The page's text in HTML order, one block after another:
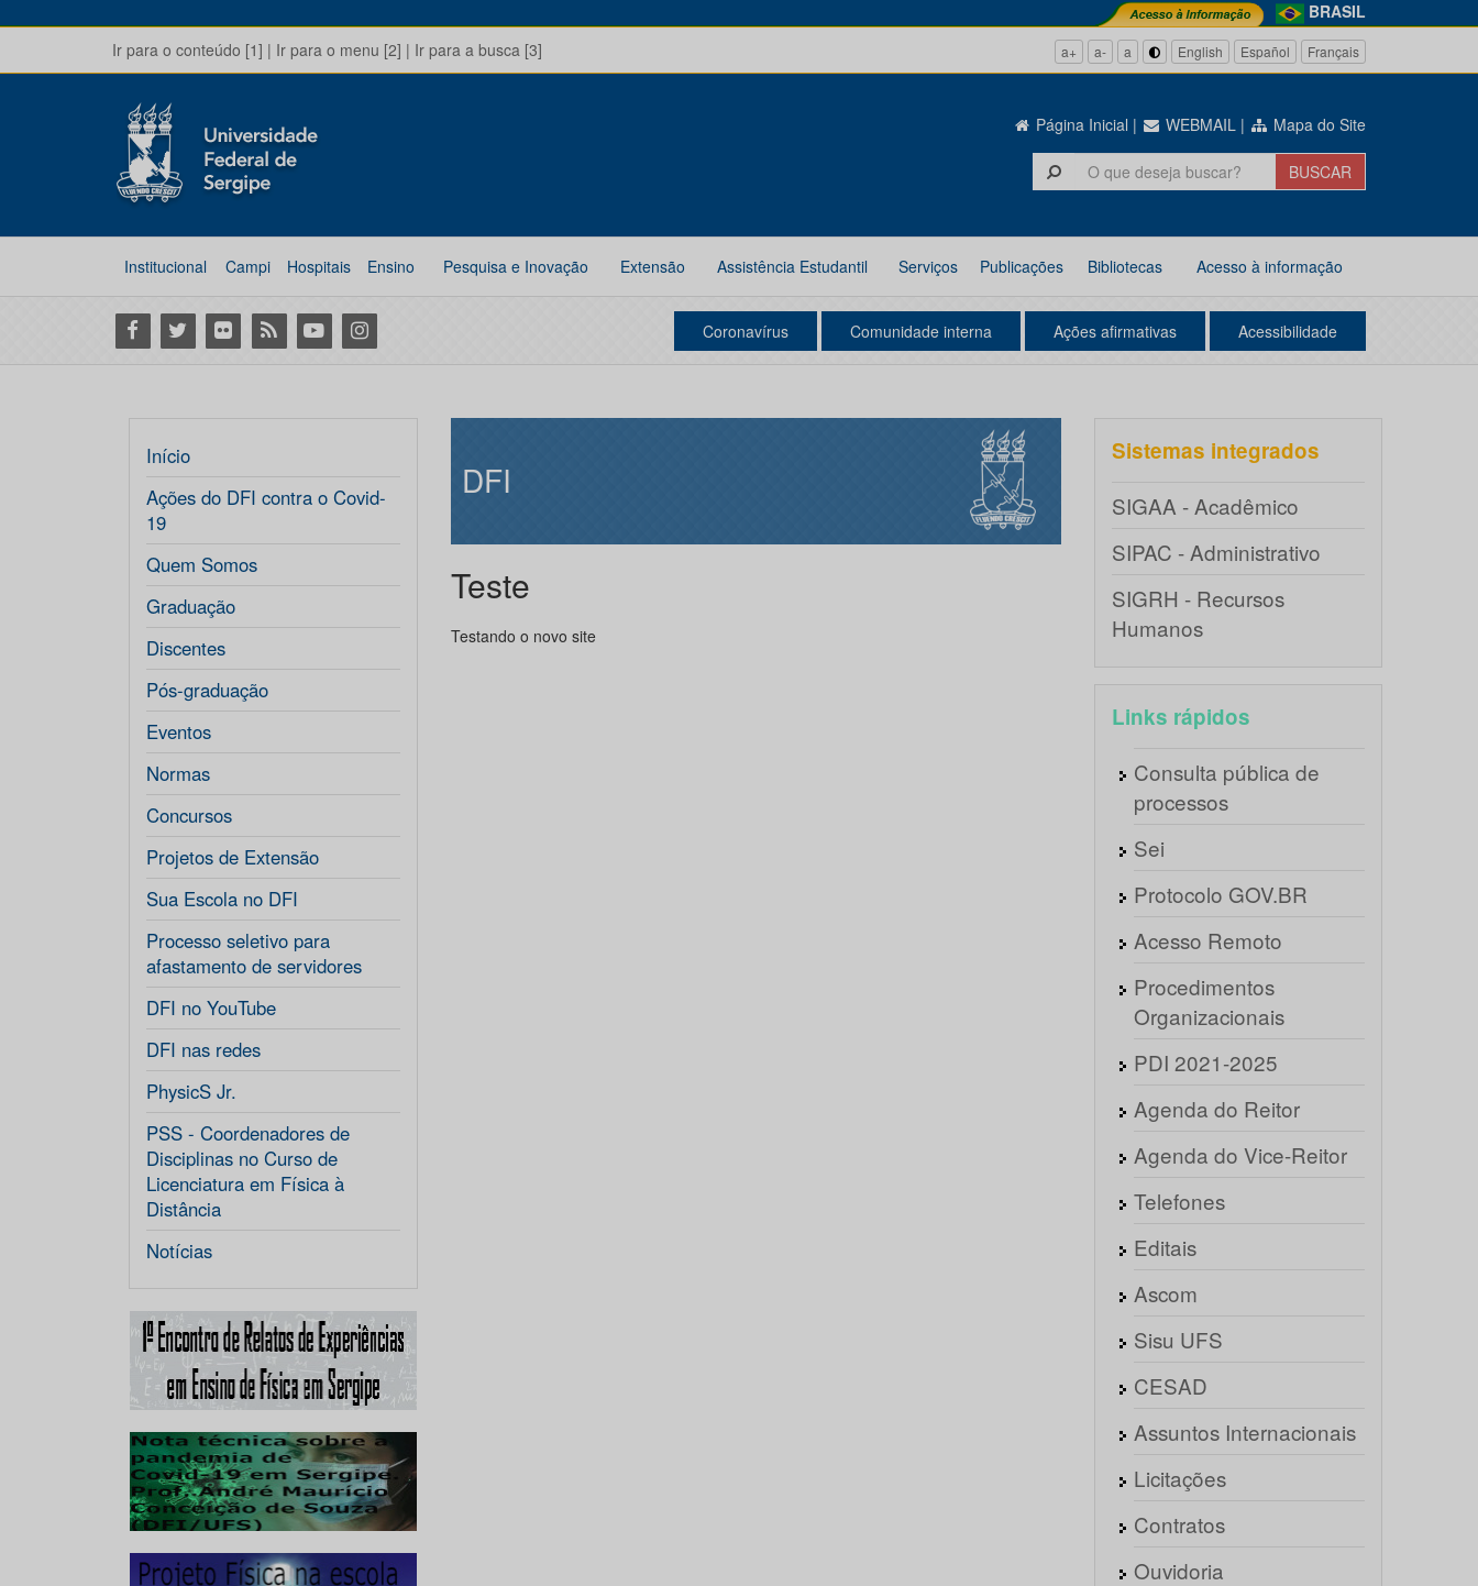
BRASIL
Ir para o conteúdo [1] | Ir para o menu [2] | Ir para a busca [3] a+ a- a English Español Français
Página Inicial | WEBMAIL | Mapa do Site
Institucional Campi Hospitais Ensino Pesquisa e Inovação Extensão Assistência Estudantil Serviços Publicações Bibliotecas Acesso à informação
Facebook
Twitter Flickr RSS YoutubeInstagram Coronavírus Comunidade interna Ações afirmativas Acessibilidade
Início
Ações do DFI contra o Covid-
19
Quem Somos
Graduação
Discentes
Pós-graduação
Eventos
Normas
Concursos
Projetos de Extensão
Sua Escola no DFI
Processo seletivo para
afastamento de servidores
DFI no YouTube
DFI nas redes
PhysicS Jr.
PSS - Coordenadores de
Disciplinas no Curso de
Licenciatura em Física à
Distância
Notícias
DFI
Teste
Testando o novo site
Sistemas integrados
SIGAA - Acadêmico
SIPAC - Administrativo
SIGRH - Recursos
Humanos
Links rápidos
Consulta pública de
processos
Sei
Protocolo GOV.BR
Acesso Remoto
Procedimentos
Organizacionais
PDI 2021-2025
Agenda do Reitor
Agenda do Vice-Reitor
Telefones
Editais
Ascom
Sisu UFS
CESAD
Assuntos Internacionais
Licitações
Contratos
Ouvidoria